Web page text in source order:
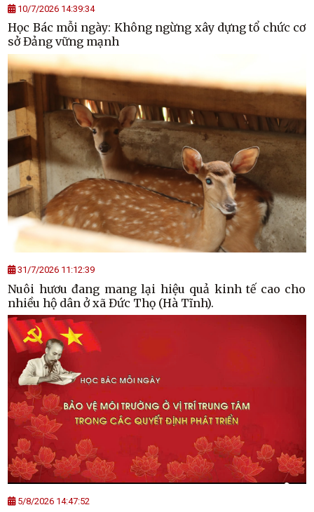
10/7/2026 14:39:34
Học Bác mỗi ngày: Không ngừng xây dựng tổ chức cơ
sở Đảng vững mạnh
31/7/2026 11:12:39
Nuôi hươu đang mang lại hiệu quả kinh tế cao cho
nhiều hộ dân ở xã Đức Thọ (Hà Tĩnh).
5/8/2026 14:47:52